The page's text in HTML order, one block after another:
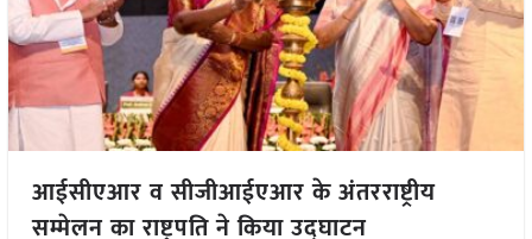
आईसीएआर व सीजीआईएआर के अंतरराष्ट्रीय
सम्मेलन का राष्ट्रपति ने किया उद्घाटन